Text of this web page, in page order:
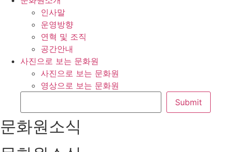
인사말
운영방향
연혁 및 조직
공간안내
사진으로 보는 문화원
사진으로 보는 문화원
영상으로 보는 문화원
문화원소식